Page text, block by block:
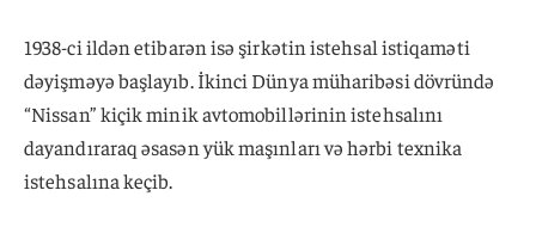
1938-ci ildən etibarən isə şirkətin istehsal istiqaməti
dəyişməyə başlayıb. İkinci Dünya müharibəsi dövründə
“Nissan” kiçik minik avtomobillərinin istehsalını
dayandıraraq əsasən yük maşınları və hərbi texnika
istehsalına keçib.